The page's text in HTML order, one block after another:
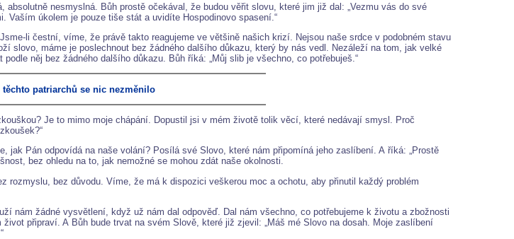
nesmyslná. Bůh prostě očekával, že budou věřit slovu, které jim již dal: „Vezmu vás do své
Vaším úkolem je pouze tiše stát a uvidíte Hospodinovo spasení.“
li čestní, víme, že právě takto reagujeme ve většině našich krizí. Nejsou naše srdce v podobném stavu
slovo, máme je poslechnout bez žádného dalšího důkazu, který by nás vedl. Nezáleží na tom, jak velké
něj bez žádného dalšího důkazu. Bůh říká: „Můj slib je všechno, co potřebuješ.“
patriarchů se nic nezměnilo
Je to mimo moje chápání. Dopustil jsi v mém životě tolik věcí, které nedávají smysl. Proč
Pán odpovídá na naše volání? Posílá své Slovo, které nám připomíná jeho zaslíbení. A říká: „Prostě
bez ohledu na to, jak nemožné se mohou zdát naše okolnosti.
bez důvodu. Víme, že má k dispozici veškerou moc a ochotu, aby přinutil každý problém
nám žádné vysvětlení, když už nám dal odpověď. Dal nám všechno, co potřebujeme k životu a zbožnosti
připraví. A Bůh bude trvat na svém Slově, které již zjevil: „Máš mé Slovo na dosah. Moje zaslíbení